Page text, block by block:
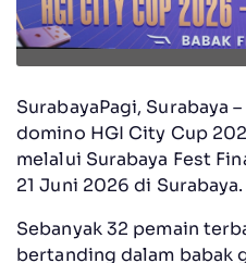
SurabayaPagi, Surabaya
domino HGI City Cup
melalui Surabaya Fest
21 Juni 2026 di Surabaya.
Sebanyak 32 pemain
bertanding dalam babak